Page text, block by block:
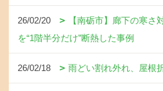
26/02/20
【南砺市】廊下の寒さ
を“1階半分だけ”断熱した事例
26/02/18 雨どい割れ外れ、屋根